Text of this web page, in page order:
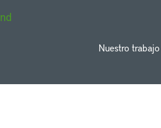
Nuestro trabajo